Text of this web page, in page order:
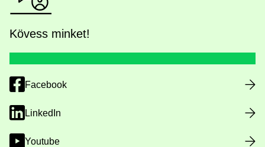
Kövess minket!
Facebook
LinkedIn
Youtube